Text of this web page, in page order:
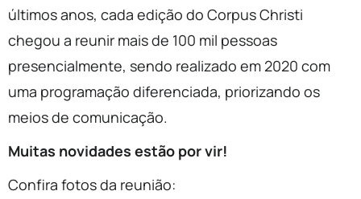
últimos anos, cada edição do Corpus Christi
chegou a reunir mais de 100 mil pessoas
presencialmente, sendo realizado em 2020 com
uma programação diferenciada, priorizando os
meios de comunicação.
Muitas novidades estão por vir!
Confira fotos da reunião: